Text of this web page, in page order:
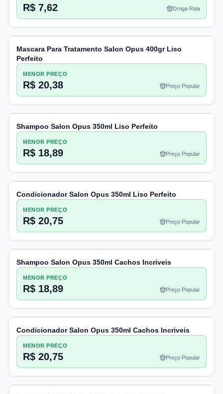
R$ 7,62 Droga Raia
Mascara Para Tratamento Salon Opus 400gr Liso
Perfeito
MENOR PREÇO
R$ 20,38 Preço Popular
Shampoo Salon Opus 350ml Liso Perfeito
MENOR PREÇO
R$ 18,89 Preço Popular
Condicionador Salon Opus 350ml Liso Perfeito
MENOR PREÇO
R$ 20,75 Preço Popular
Shampoo Salon Opus 350ml Cachos Incriveis
MENOR PREÇO
R$ 18,89 Preço Popular
Condicionador Salon Opus 350ml Cachos Incriveis
MENOR PREÇO
R$ 20,75 Preço Popular